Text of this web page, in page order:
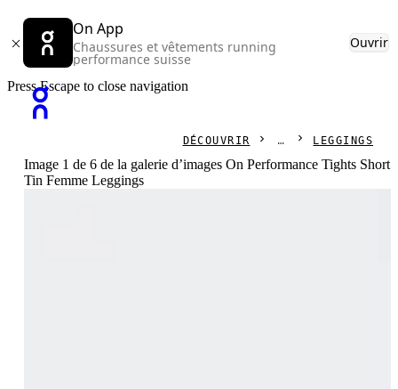
On App
Chaussures et vêtements running
performance suisse
Ouvrir
Press Escape to close navigation
DÉCOUVRIR LEGGINGS
Image 1 de 6 de la galerie d’images On Performance Tights Short
Tin Femme Leggings